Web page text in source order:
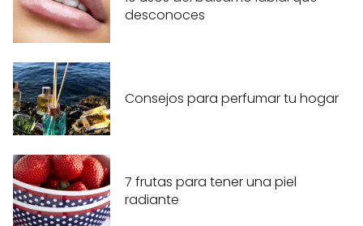
desconoces
Consejos para perfumar tu hogar
7 frutas para tener una piel
radiante